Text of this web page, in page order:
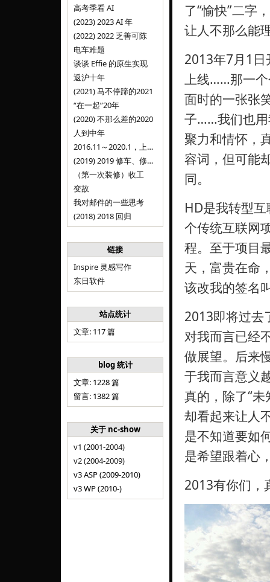
高考季看 AI
(2023) 2023 AI 年
(2022) 2022 乏善可陈
电车难题
谈谈 Effie 的原生实现
返沪十年
(2021) 马不停蹄的2021
“在一起”20年
(2020) 不那么差的2020
人到中年
2016.11～2020.1，上海，Inspire
(2019) 2019 修车、修人、修房
（第一次装修）收工
变故
我对邮件的一些思考
(2018) 2018 回归
链接
Inspire 灵感写作
东日软件
站点统计
文章: 117 篇
blog 统计
文章: 1228 篇
留言: 1382 篇
关于 nc-show
v1 (2001-2004)
v2 (2004-2009)
v3 ASP (2009-2010)
v3 WP (2010-)
了“愉快”二字
让人不那么能
2013年7月1日
上线……那一个
面时的一张张
子……我们也用
聚力和情怀，
容词，但可能
同。
HD是我转型
个传统互联网
程。至于项目
天，富贵在命
该改我的签名
2013即将过去
对我而言已经
做展望。后来
于我而言意义
真的，除了“
却看起来让人
是不知道要如
是希望跟着心
2013有你们，